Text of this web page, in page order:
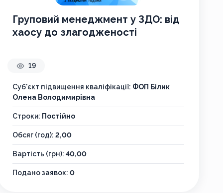
Груповий менеджмент у ЗДО: від
хаосу до злагодженості
19
Суб'єкт підвищення кваліфікації: ФОП Білик
Олена Володимирівна
Строки: Постійно
Обсяг (год): 2,00
Вартість (грн): 40,00
Подано заявок: 0